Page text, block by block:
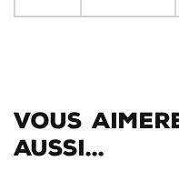
Vous
aussi...